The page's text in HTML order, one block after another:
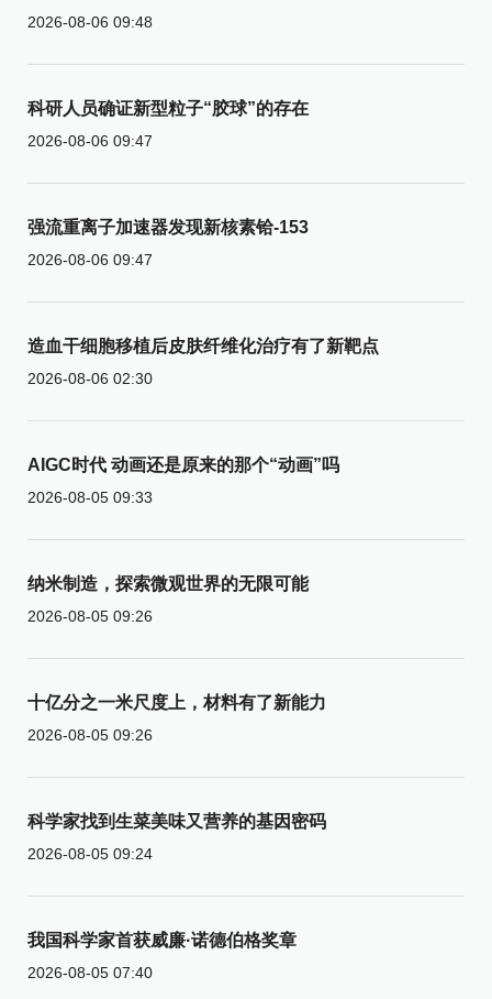
2026-08-06 09:48
科研人员确证新型粒子“胶球”的存在
2026-08-06 09:47
强流重离子加速器发现新核素铪-153
2026-08-06 09:47
造血干细胞移植后皮肤纤维化治疗有了新靶点
2026-08-06 02:30
AIGC时代 动画还是原来的那个“动画”吗
2026-08-05 09:33
纳米制造，探索微观世界的无限可能
2026-08-05 09:26
十亿分之一米尺度上，材料有了新能力
2026-08-05 09:26
科学家找到生菜美味又营养的基因密码
2026-08-05 09:24
我国科学家首获威廉·诺德伯格奖章
2026-08-05 07:40